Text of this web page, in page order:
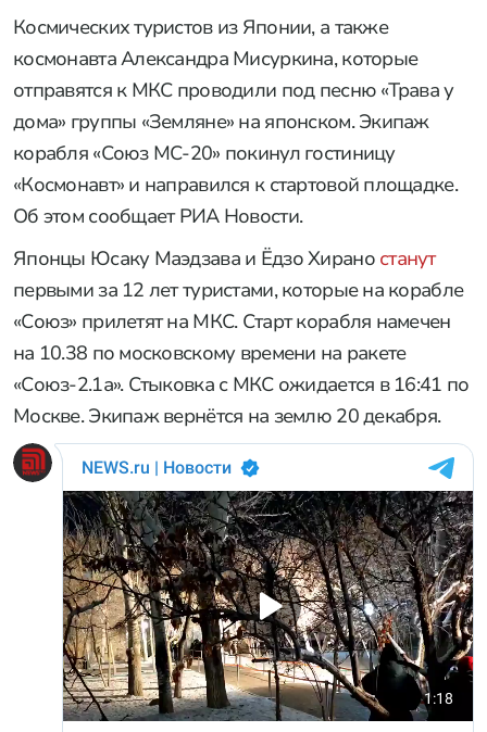
Космических туристов из Японии, а также
космонавта Александра Мисуркина, которые
отправятся к МКС проводили под песню «Трава у
дома» группы «Земляне» на японском. Экипаж
корабля «Союз МС-20» покинул гостиницу
«Космонавт» и направился к стартовой площадке.
Об этом сообщает РИА Новости.
Японцы Юсаку Маэдзава и Ёдзо Хирано станут
первыми за 12 лет туристами, которые на корабле
«Союз» прилетят на МКС. Старт корабля намечен
на 10.38 по московскому времени на ракете
«Союз-2.1а». Стыковка с МКС ожидается в 16:41 по
Москве. Экипаж вернётся на землю 20 декабря.